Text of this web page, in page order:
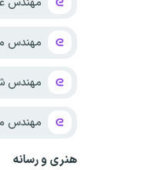
مهندس
مهندس
مهندس
هنری و رسانه